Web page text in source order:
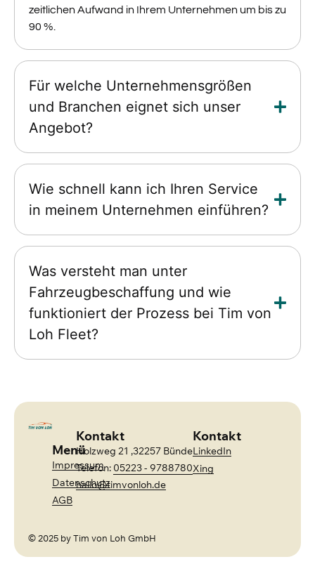
zeitlichen Aufwand in Ihrem Unternehmen um bis zu
90 %.
Für welche Unternehmensgrößen
und Branchen eignet sich unser
Angebot?
Wie schnell kann ich Ihren Service
in meinem Unternehmen einführen?
Was versteht man unter
Fahrzeugbeschaffung und wie
funktioniert der Prozess bei Tim von
Loh Fleet?
Menü
Impressum
Datenschutz
AGB
Kontakt
Holzweg 21 ,32257 Bünde
Telefon: 05223 - 9788780
hallo@timvonloh.de
Kontakt
LinkedIn
Xing
© 2025 by Tim von Loh GmbH